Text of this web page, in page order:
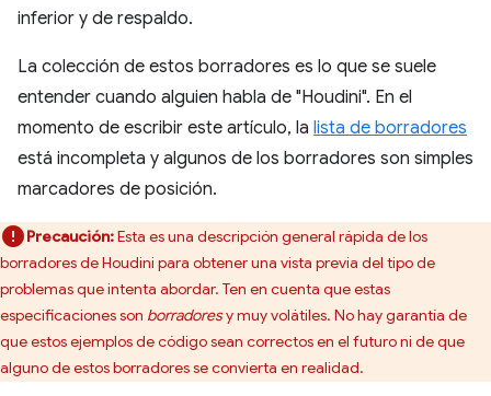
inferior y de respaldo.
La colección de estos borradores es lo que se suele
entender cuando alguien habla de "Houdini". En el
momento de escribir este artículo, la lista de borradores
está incompleta y algunos de los borradores son simples
marcadores de posición.
Precaución:Esta es una descripción general rápida de los
borradores de Houdini para obtener una vista previa del tipo de
problemas que intenta abordar. Ten en cuenta que estas
especificaciones son borradoresy muy volátiles. No hay garantía de
que estos ejemplos de código sean correctos en el futuro ni de que
alguno de estos borradores se convierta en realidad.